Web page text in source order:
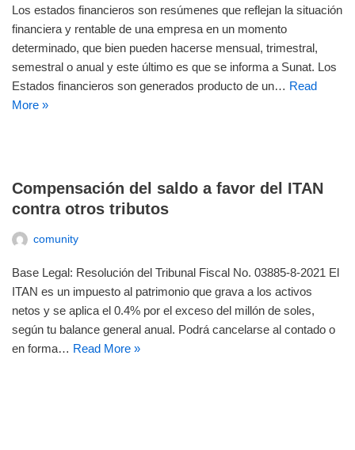
Los estados financieros son resúmenes que reflejan la situación
financiera y rentable de una empresa en un momento
determinado, que bien pueden hacerse mensual, trimestral,
semestral o anual y este último es que se informa a Sunat. Los
Estados financieros son generados producto de un… Read
More »
Compensación del saldo a favor del ITAN
contra otros tributos
comunity
Base Legal: Resolución del Tribunal Fiscal No. 03885-8-2021 El
ITAN es un impuesto al patrimonio que grava a los activos
netos y se aplica el 0.4% por el exceso del millón de soles,
según tu balance general anual. Podrá cancelarse al contado o
en forma… Read More »